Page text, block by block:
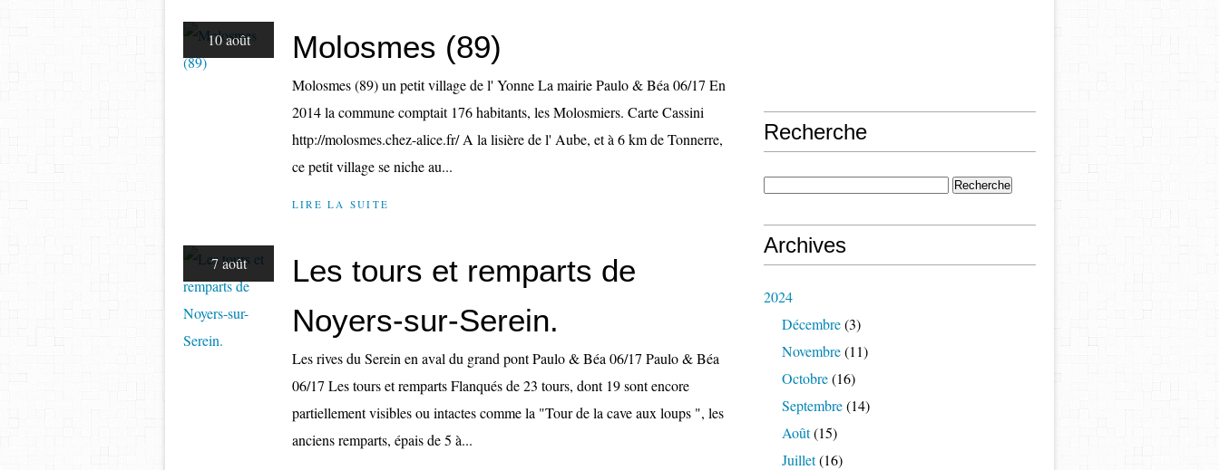
10 août Molosmes (89)
Molosmes (89) un petit village de l' Yonne La mairie Paulo & Béa 06/17 En
2014 la commune comptait 176 habitants, les Molosmiers. Carte Cassini
http://molosmes.chez-alice.fr/ A la lisière de l' Aube, et à 6 km de Tonnerre,
ce petit village se niche au...
LIRE LA SUITE
7 août
Les tours et remparts de
Noyers-sur-Serein.
Les rives du Serein en aval du grand pont Paulo & Béa 06/17 Paulo & Béa
06/17 Les tours et remparts Flanqués de 23 tours, dont 19 sont encore
partiellement visibles ou intactes comme la "Tour de la cave aux loups ", les
anciens remparts, épais de 5 à...
Recherche
Archives
2024
Décembre(3)
Novembre(11)
Octobre(16)
Septembre(14)
Août(15)
Juillet(16)